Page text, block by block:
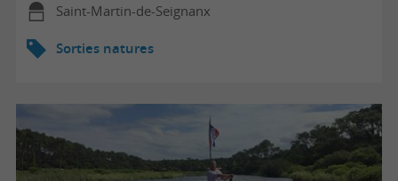
Saint-Martin-de-Seignanx
Sorties natures